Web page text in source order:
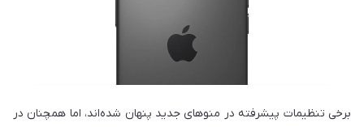
برخی تنظیمات پیشرفته در منوهای جدید پنهان شده‌اند، اما همچنان در